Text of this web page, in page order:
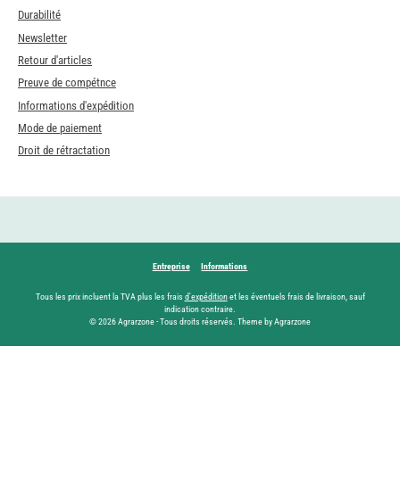
Durabilité
Newsletter
Retour d'articles
Preuve de compétnce
Informations d'expédition
Mode de paiement
Droit de rétractation
Entreprise Informations
Tous les prix incluent la TVA plus les frais d'expéditionet les éventuels frais de livraison, sauf
indication contraire.
© 2026 Agrarzone - Tous droits réservés. Theme by Agrarzone